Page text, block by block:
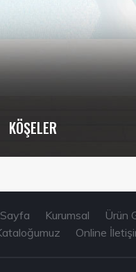
KÖŞELER
Kurumsal
Ürün
Online